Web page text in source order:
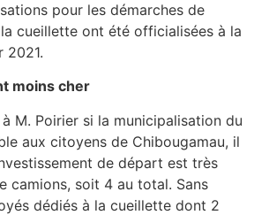
pour les démarches de
cueillette ont été officialisées à la
2021.
moins cher
M. Poirier si la municipalisation du
aux citoyens de Chibougamau, il
de départ est très
camions, soit 4 au total. Sans
dédiés à la cueillette dont 2